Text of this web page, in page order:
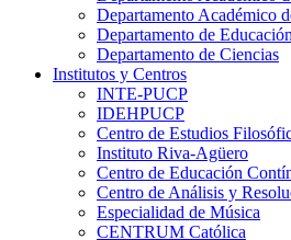
Departamento Académico
Departamento de Educación
Departamento de Ciencias
Institutos y Centros
INTE-PUCP
IDEHPUCP
Centro de Estudios
Instituto Riva-Agüero
Centro de Educación
Centro de Análisis y
Especialidad de Música
CENTRUM Católica